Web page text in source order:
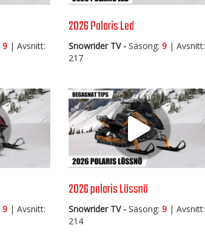
9 | Avsnitt:
2026 Polaris Led
Snowrider TV - Säsong:9 | Avsnitt:
217
9 | Avsnitt:
2026 polaris Lössnö
Snowrider TV - Säsong:9 | Avsnitt:
214